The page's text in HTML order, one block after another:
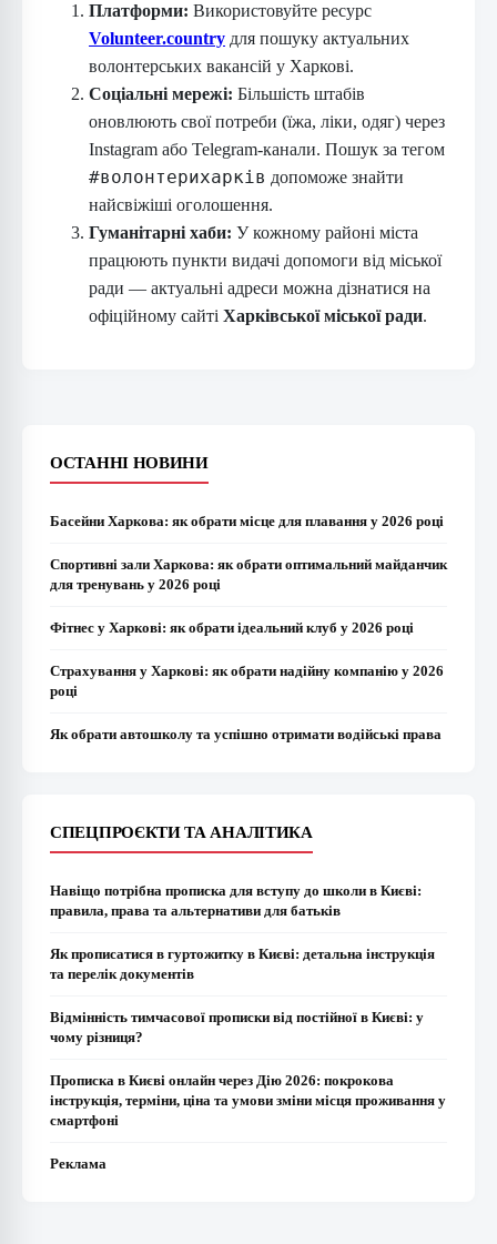
Платформи: Використовуйте ресурс
Volunteer.country для пошуку актуальних
волонтерських вакансій у Харкові.
Соціальні мережі: Більшість штабів
оновлюють свої потреби (їжа, ліки, одяг) через
Instagram або Telegram-канали. Пошук за тегом
#волонтерихарків допоможе знайти
найсвіжіші оголошення.
Гуманітарні хаби: У кожному районі міста
працюють пункти видачі допомоги від міської
ради — актуальні адреси можна дізнатися на
офіційному сайті Харківської міської ради.
ОСТАННІ НОВИНИ
Басейни Харкова: як обрати місце для плавання у 2026 році
Спортивні зали Харкова: як обрати оптимальний майданчик
для тренувань у 2026 році
Фітнес у Харкові: як обрати ідеальний клуб у 2026 році
Страхування у Харкові: як обрати надійну компанію у 2026
році
Як обрати автошколу та успішно отримати водійські права
СПЕЦПРОЄКТИ ТА АНАЛІТИКА
Навіщо потрібна прописка для вступу до школи в Києві:
правила, права та альтернативи для батьків
Як прописатися в гуртожитку в Києві: детальна інструкція
та перелік документів
Відмінність тимчасової прописки від постійної в Києві: у
чому різниця?
Прописка в Києві онлайн через Дію 2026: покрокова
інструкція, терміни, ціна та умови зміни місця проживання у
смартфоні
Реклама